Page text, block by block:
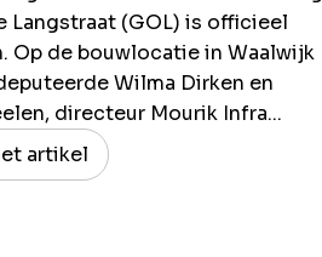
Langstraat (GOL) is officieel
Op de bouwlocatie in Waalwijk
Wilma Dirken en
directeur Mourik Infra...
artikel